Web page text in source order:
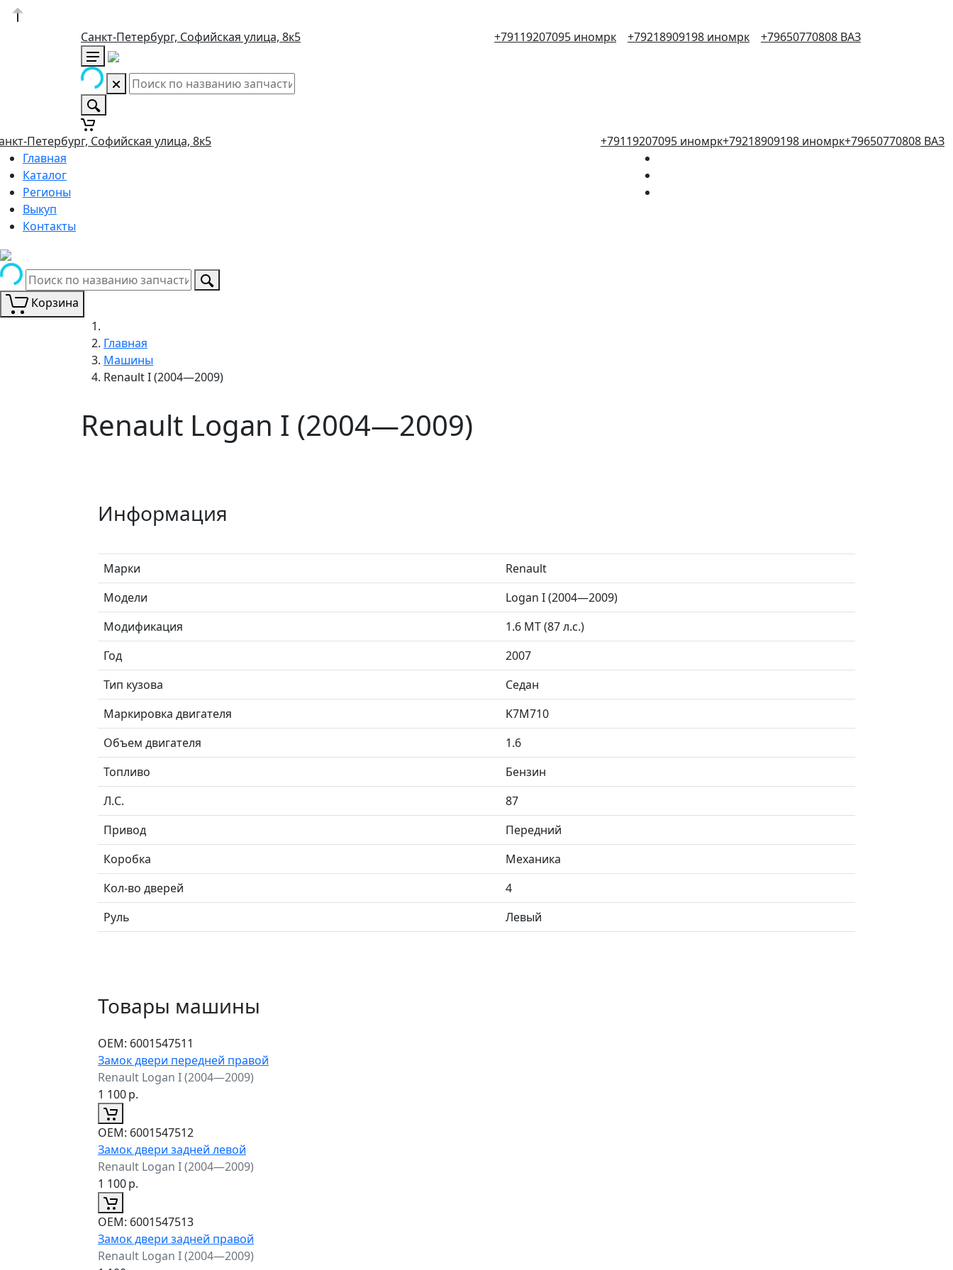
Санкт-Петербург, Софийская улица, 8к5 +79119207095 иномрк +79218909198 иномрк +79650770808 ВАЗ
Петербург, Софийская улица, 8к5 +79119207095 иномрк+79218909198 иномрк+79650770808 ВАЗ
Главная
Каталог
Регионы
Выкуп
Контакты
Корзина
Главная
Машины
Renault I (2004—2009)
Renault Logan I (2004—2009)
Информация
Марки
Renault
Модели
Logan I (2004—2009)
Модификация
1.6 MT (87 л.с.)
Год
2007
Тип кузова
Седан
Маркировка двигателя
K7M710
Объем двигателя
1.6
Топливо
Бензин
Л.C.
87
Привод
Передний
Коробка
Механика
Кол-во дверей
4
Руль
Левый
Товары машины
ОЕМ: 6001547511
Замок двери передней правой
Renault Logan I (2004—2009)
1 100р.
ОЕМ: 6001547512
Замок двери задней левой
Renault Logan I (2004—2009)
1 100р.
ОЕМ: 6001547513
Замок двери задней правой
Renault Logan I (2004—2009)